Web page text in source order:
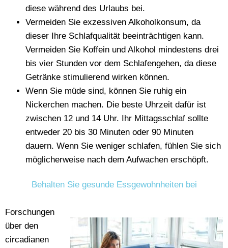
diese während des Urlaubs bei.
Vermeiden Sie exzessiven Alkoholkonsum, da
dieser Ihre Schlafqualität beeinträchtigen kann.
Vermeiden Sie Koffein und Alkohol mindestens drei
bis vier Stunden vor dem Schlafengehen, da diese
Getränke stimulierend wirken können.
Wenn Sie müde sind, können Sie ruhig ein
Nickerchen machen. Die beste Uhrzeit dafür ist
zwischen 12 und 14 Uhr. Ihr Mittagsschlaf sollte
entweder 20 bis 30 Minuten oder 90 Minuten
dauern. Wenn Sie weniger schlafen, fühlen Sie sich
möglicherweise nach dem Aufwachen erschöpft.
Behalten Sie gesunde Essgewohnheiten bei
Forschungen
über den
circadianen